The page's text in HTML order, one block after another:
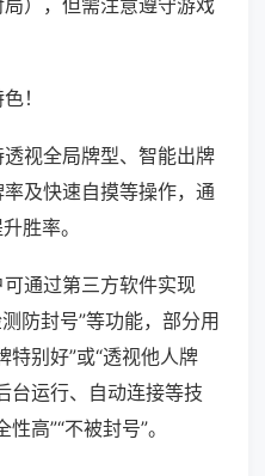
），但需注意遵守游戏
！
视全局牌型、智能出牌
及快速自摸等操作，通
胜率。
通过第三方软件实现
防封号”等功能，部分用
特别好”或“透视他人牌
台运行、自动连接等技
高”“不被封号”。